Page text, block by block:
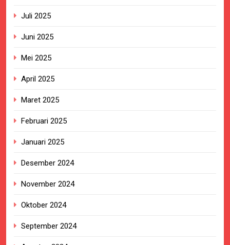
Juli 2025
Juni 2025
Mei 2025
April 2025
Maret 2025
Februari 2025
Januari 2025
Desember 2024
November 2024
Oktober 2024
September 2024